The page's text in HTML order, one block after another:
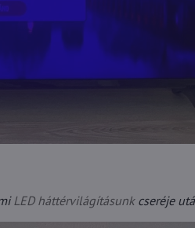
LED háttérvilágításunkcseréje